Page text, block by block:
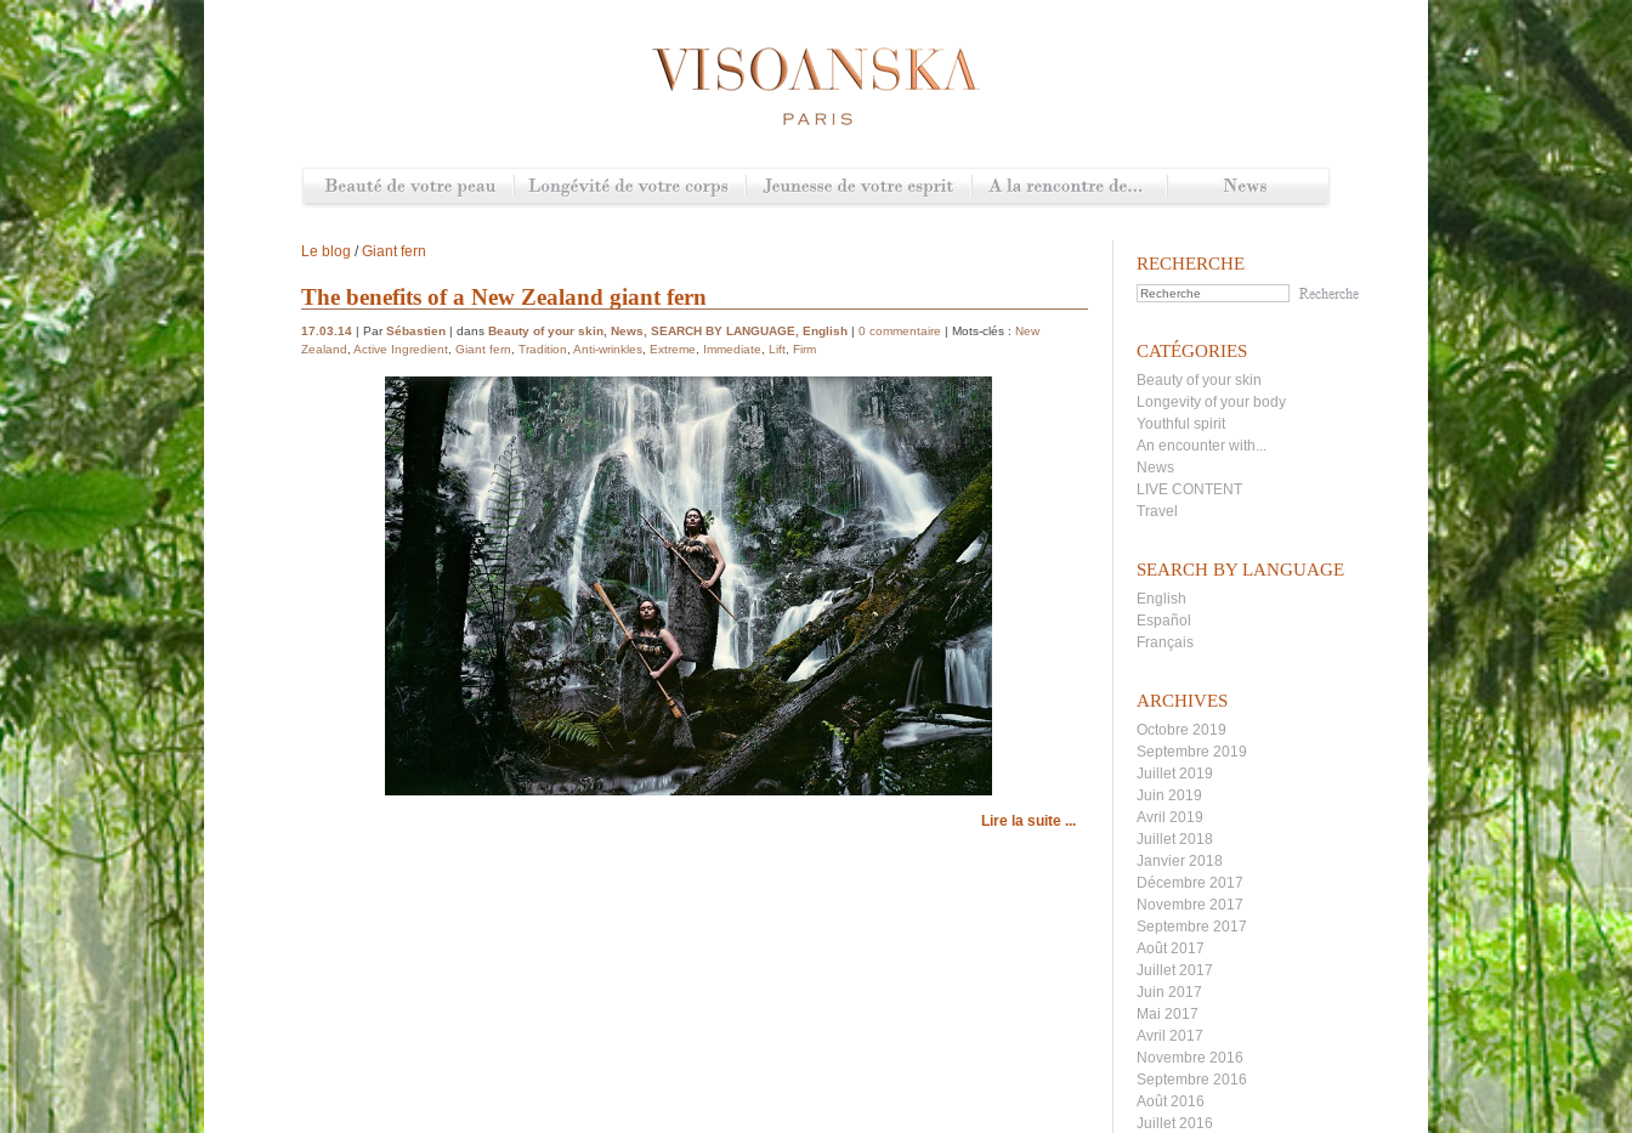
RECHERCHE
CATÉGORIES
Beauty of your skin
Longevity of your body
Youthful spirit
An encounter with...
News
LIVE CONTENT
Travel
SEARCH BY LANGUAGE
English
Español
Français
ARCHIVES
Octobre 2019
Septembre 2019
Juillet 2019
Juin 2019
Avril 2019
Juillet 2018
Janvier 2018
Décembre 2017
Novembre 2017
Septembre 2017
Août 2017
Juillet 2017
Juin 2017
Mai 2017
Avril 2017
Novembre 2016
Septembre 2016
Août 2016
Juillet 2016
Le blog /Giant fern
The benefits of a New Zealand giant fern
17.03.14 | ParSébastien | dans Beauty of your skin, News, SEARCH BY LANGUAGE, English | 0 commentaire | Mots-clés : New
Zealand, Active Ingredient, Giant fern, Tradition, Anti-wrinkles, Extreme, Immediate, Lift, Firm
Lire la suite ...